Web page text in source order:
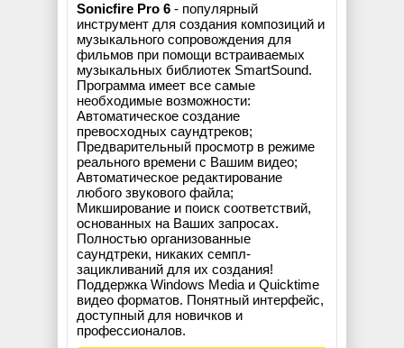
Sonicfire Pro 6 - популярный
инструмент для создания композиций и
музыкального сопровождения для
фильмов при помощи встраиваемых
музыкальных библиотек SmartSound.
Программа имеет все самые
необходимые возможности:
Автоматическое создание
превосходных саундтреков;
Предварительный просмотр в режиме
реального времени с Вашим видео;
Автоматическое редактирование
любого звукового файла;
Микширование и поиск соответствий,
основанных на Ваших запросах.
Полностью организованные
саундтреки, никаких семпл-
зацикливаний для их создания!
Поддержка Windows Media и Quicktime
видео форматов. Понятный интерфейс,
доступный для новичков и
профессионалов.